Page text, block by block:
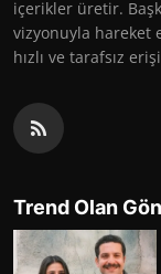
içerikler üretir.
vizyonuyla hareket
hızlı ve tarafsız
Trend Olan